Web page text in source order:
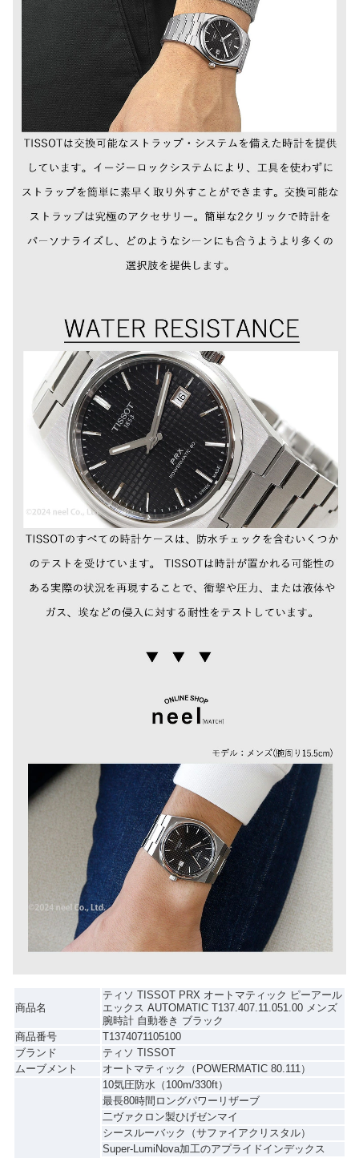
商品名
ティソ TISSOT PRX オートマティック ピーアール
エックス AUTOMATIC T137.407.11.051.00 メンズ
腕時計 自動巻き ブラック
商品番号
T1374071105100
ブランド
ティソ TISSOT
ムーブメント
オートマティック（POWERMATIC 80.111）
10気圧防水（100m/330ft）
最長80時間ロングパワーリザーブ
二ヴァクロン製ひげゼンマイ
シースルーバック（サファイアクリスタル）
Super-LumiNova加工のアプライドインデックス